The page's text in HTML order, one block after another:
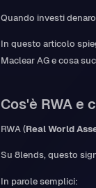
Quando investi
In questo articolo
Maclear AG e cosa
Cos'è RWA e
RWA (Real World
Su 8lends, questo
In parole semplici: